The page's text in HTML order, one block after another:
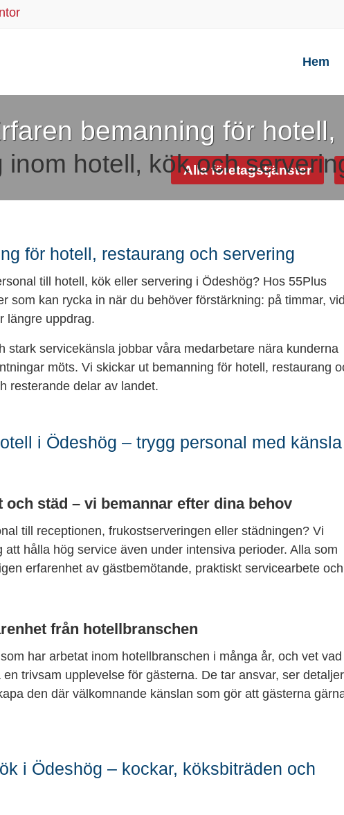
Hem
bemanning för
Alla företagstjänster
inom hotell, kök och
för hotell, restaurang och servering
till hotell, kök eller servering i Ödeshög? Hos 55Plus
som kan rycka in när du behöver förstärkning: på timmar, vid
längre uppdrag.
stark servicekänsla jobbar våra medarbetare nära kunderna
möts. Vi skickar ut bemanning för hotell, restaurang
resterande delar av landet.
i Ödeshög – trygg personal med känsla
och städ – vi bemannar efter dina behov
till receptionen, frukostserveringen eller städningen? Vi
att hålla hög service även under intensiva perioder. Alla som
erfarenhet av gästbemötande, praktiskt servicearbete och
från hotellbranschen
har arbetat inom hotellbranschen i många år, och vet vad
trivsam upplevelse för gästerna. De tar ansvar, ser detaljer
den där välkomnande känslan som gör att gästerna
i Ödeshög – kockar, köksbiträden och